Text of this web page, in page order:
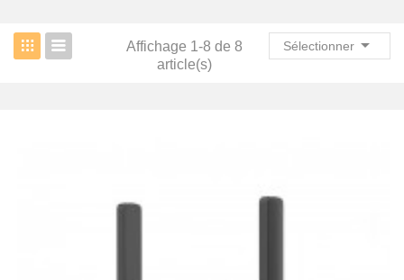
Sélectionner 
Affichage 1-8 de 8
article(s)